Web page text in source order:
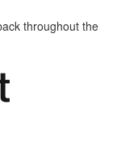
throughout the